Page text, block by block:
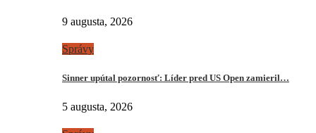
9 augusta, 2026
Správy
Sinner upútal pozornosť: Líder pred US Open zamieril…
5 augusta, 2026